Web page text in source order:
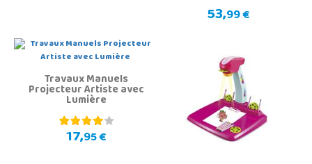
53,99 €
Travaux Manuels
Projecteur Artiste avec
Lumière
17,95 €